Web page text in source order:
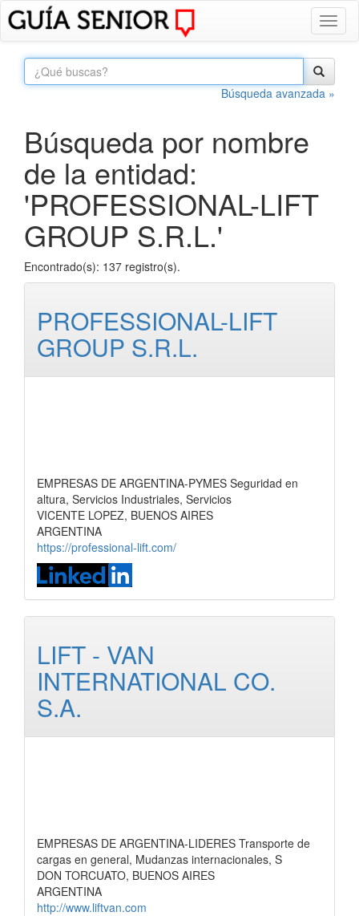
Búsqueda avanzada »
Búsqueda por nombre
de la entidad:
'PROFESSIONAL-LIFT
GROUP S.R.L.'
Encontrado(s): 137 registro(s).
PROFESSIONAL-LIFT
GROUP S.R.L.
EMPRESAS DE ARGENTINA-PYMES Seguridad en
altura, Servicios Industriales, Servicios
VICENTE LOPEZ, BUENOS AIRES
ARGENTINA
https://professional-lift.com/
LIFT - VAN
INTERNATIONAL CO.
S.A.
EMPRESAS DE ARGENTINA-LIDERES Transporte de
cargas en general, Mudanzas internacionales, S
DON TORCUATO, BUENOS AIRES
ARGENTINA
http://www.liftvan.com